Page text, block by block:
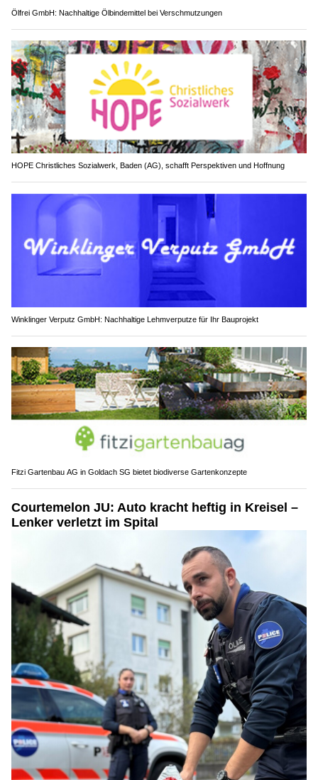
Ölfrei GmbH: Nachhaltige Ölbindemittel bei Verschmutzungen
HOPE Christliches Sozialwerk, Baden (AG), schafft Perspektiven und Hoffnung
Winklinger Verputz GmbH: Nachhaltige Lehmverputze für Ihr Bauprojekt
Fitzi Gartenbau AG in Goldach SG bietet biodiverse Gartenkonzepte
Courtemelon JU: Auto kracht heftig in Kreisel –
Lenker verletzt im Spital